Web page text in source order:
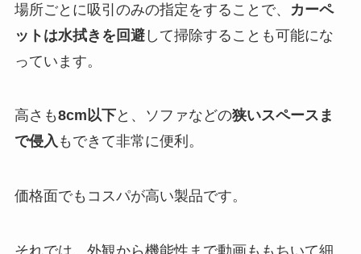
場所ごとに吸引のみの指定をすることで、
カーペ
ットは水拭きを回避して掃除することも可能にな
っています。
高さも8cm以下と、ソファなどの狭いスペースま
で侵入 もできて非常に便利。
価格面でもコスパが高い製品です。